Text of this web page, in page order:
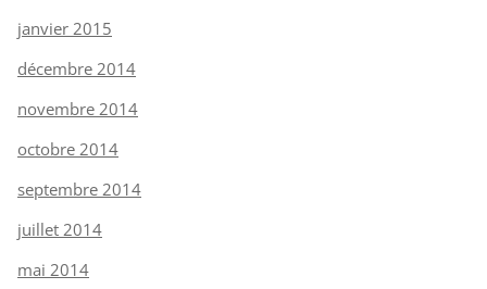
janvier 2015
décembre 2014
novembre 2014
octobre 2014
septembre 2014
juillet 2014
mai 2014